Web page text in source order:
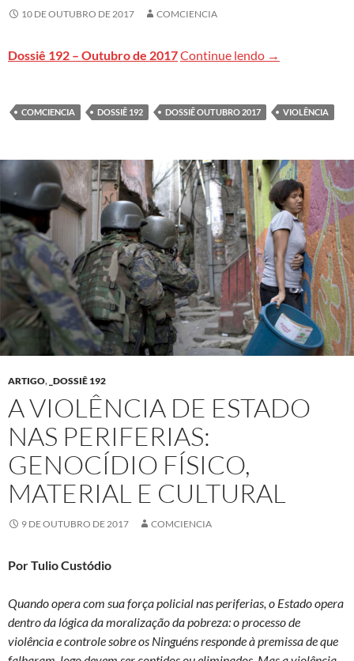
10 DE OUTUBRO DE 2017 COMCIENCIA
Dossiê 192 – Outubro de 2017Continue lendo Confira aqui
→
COMCIENCIA DOSSIÊ 192 DOSSIÊ OUTUBRO 2017 VIOLÊNCIA
ARTIGO, _DOSSIÊ 192
A VIOLÊNCIA DE ESTADO
NAS PERIFERIAS:
GENOCÍDIO FÍSICO,
MATERIAL E CULTURAL
9 DE OUTUBRO DE 2017 COMCIENCIA
Por Tulio Custódio
Quando opera com sua força policial nas periferias, o Estado opera
dentro da lógica da moralização da pobreza: o processo de
violência e controle sobre os Ninguéns responde à premissa de que